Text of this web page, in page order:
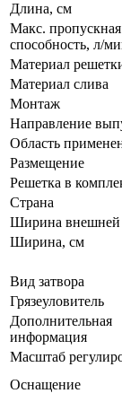
Длина, см
Макс. пропускная
способность, л/
Материал
Материал слива
Монтаж
Направление
Область
Размещение
Решетка в
Страна
Ширина внешней
Ширина, см
Вид затвора
Грязеуловитель
Дополнительная
информация
Масштаб
Оснащение